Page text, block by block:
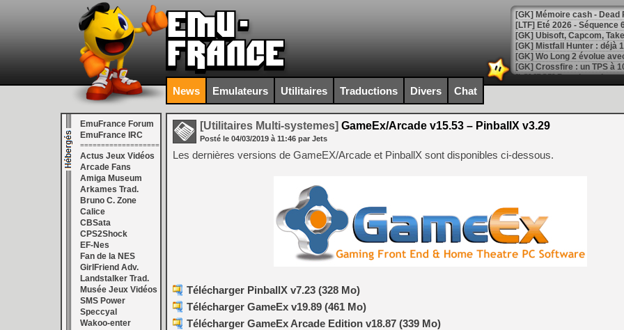
[LTF] Eté 2026 - Séquence
[GK] Mistfall Hunter : déjà
[GK] Wo Long 2 évolue
[GK] Crossfire : un TPS à
[LS] [PS5] Premiers
[Mo5] DOOM arrive en
[GK] Bethesda fête les 30
[GK] Roblox : l'action en
[GK] Agenda - GeForce
[GK] Devolver Digital en a
[LS] [PS5] ps5-y2jb-
[GK] Pourquoi Marvel
[GK] Test : Restory : Chill
[GK] GTA 6 : Rockstar
[GK] Hot Wheels Infinite
[GK] Mémoire cash -
[GK] Résultats Nintendo :
News Emulateurs Utilitaires Traductions Divers Chat
EmuFrance Forum
EmuFrance IRC
===================
Actus Jeux Vidéos
Arcade Fans
Amiga Museum
Arkames Trad.
Bruno C. Zone
Calice
CBSata
CPS2Shock
EF-Nes
Fan de la NES
GirlFriend Adv.
Landstalker Trad.
Musée Jeux Vidéos
SMS Power
Speccyal
Wakoo-enter
[Utilitaires Multi-systemes] GameEx/Arcade v15.53 – PinballX v3.29
Posté le 04/03/2019 à 11:46 par Jets
Les dernières versions de GameEX/Arcade et PinballX sont disponibles ci-dessous.
Télécharger PinballX v7.23 (328 Mo)
Télécharger GameEx v19.89 (461 Mo)
Télécharger GameEx Arcade Edition v18.87 (339 Mo)